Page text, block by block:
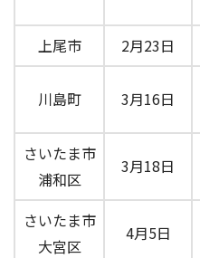
上尾市
2月23日
川島町 3月16日
さいたま市
浦和区
3月18日
さいたま市
大宮区
4月5日